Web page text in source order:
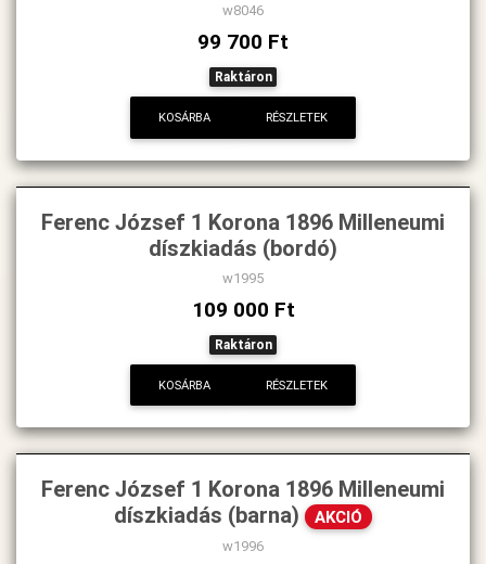
w8046
99 700 Ft
Raktáron
KOSÁRBA RÉSZLETEK
Ferenc József 1 Korona 1896 Milleneumi
díszkiadás (bordó)
w1995
109 000 Ft
Raktáron
KOSÁRBA RÉSZLETEK
Ferenc József 1 Korona 1896 Milleneumi
díszkiadás (barna) AKCIÓ
w1996